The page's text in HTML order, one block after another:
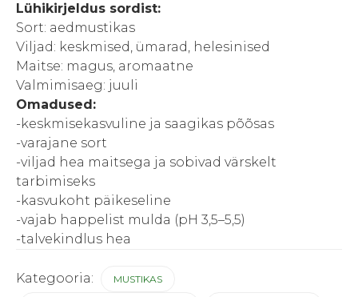
Lühikirjeldus sordist:
Sort: aedmustikas
Viljad: keskmised, ümarad, helesinised
Maitse: magus, aromaatne
Valmimisaeg: juuli
Omadused:
-keskmisekasvuline ja saagikas põõsas
-varajane sort
-viljad hea maitsega ja sobivad värskelt
tarbimiseks
-kasvukoht päikeseline
-vajab happelist mulda (pH 3,5–5,5)
-talvekindlus hea
Kategooria: MUSTIKAS